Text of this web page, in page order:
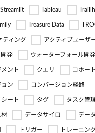
Streamlit Tableau
Treasure Data
ティング アクティブユーザ
開発 ウォーターフォール開
ント クエリ コホー
ョン コンバージョン経路
シート タグ タスク管
材 データサイロ デー
トリガー トレーニン